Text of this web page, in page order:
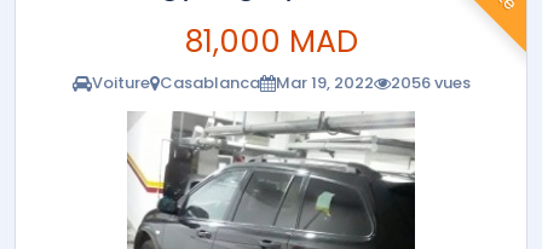
81,000 MAD
Voiture Casablanca Mar 19, 2022 2056 vues